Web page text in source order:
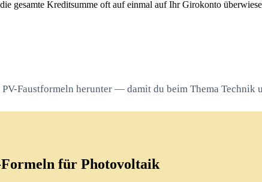
gesamte Kreditsumme oft auf einmal auf Ihr Girokonto
Faustformeln herunter — damit du beim Thema Technik
für Photovoltaik